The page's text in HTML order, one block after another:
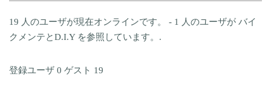
19 人のユーザが現在オンラインです。 - 1 人のユーザが バイ
クメンテとD.I.Y を参照しています。.
登録ユーザ 0 ゲスト 19